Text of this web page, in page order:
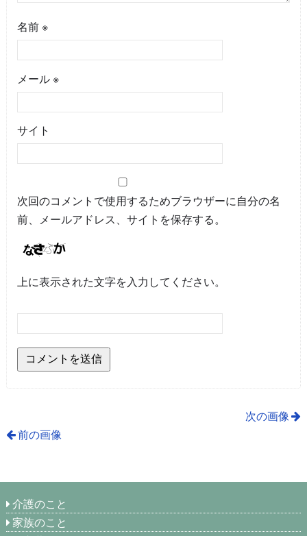
名前 ※
メール ※
サイト
次回のコメントで使用するためブラウザーに自分の名
前、メールアドレス、サイトを保存する。
上に表示された文字を入力してください。
次の画像
前の画像
介護のこと
家族のこと